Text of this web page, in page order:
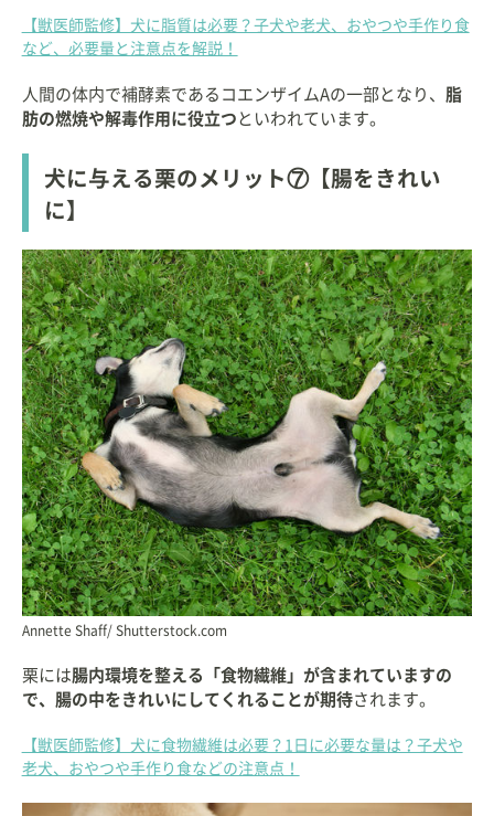
【獣医師監修】犬に脂質は必要？子犬や老犬、おやつや手作り食
など、必要量と注意点を解説！
人間の体内で補酵素であるコエンザイムAの一部となり、 脂
肪の燃焼や解毒作用に役立つ といわれています。
犬に与える栗のメリット⑦【腸をきれい
に】
Annette Shaff/ Shutterstock.com
栗には腸内環境を整える「食物繊維」が含まれていますの
で、腸の中をきれいにしてくれることが期待されます。
【獣医師監修】犬に食物繊維は必要？1日に必要な量は？子犬や
老犬、おやつや手作り食などの注意点！